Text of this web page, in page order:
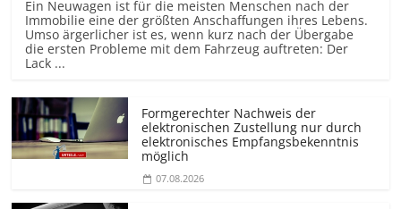
Ein Neuwagen ist für die meisten Menschen nach der
Immobilie eine der größten Anschaffungen ihres Lebens.
Umso ärgerlicher ist es, wenn kurz nach der Übergabe
die ersten Probleme mit dem Fahrzeug auftreten: Der
Lack ...
Formgerechter Nachweis der
elektronischen Zustellung nur durch
elektronisches Empfangsbekenntnis
möglich
07.08.2026